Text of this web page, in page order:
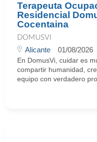
Terapeuta
Residencial
Cocentaina
DOMUSVI
Alicante 01/08/2026
En DomusVi, cuidar es
compartir humanidad,
equipo con verdadero